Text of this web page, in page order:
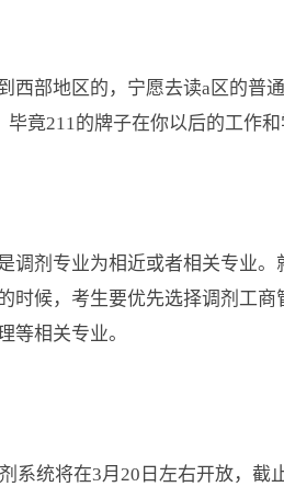
西部地区的，宁愿去读a区的普
竟211的牌子在你以后的工作和
调剂专业为相近或者相关专业
时候，考生要优先选择调剂工
等相关专业。
统将在3月20日左右开放，截